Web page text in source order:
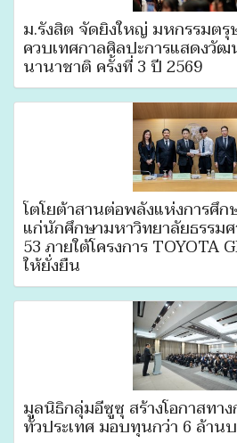
ม.รังสิต จัดยิ่งใหญ่ มหกรรมตรุ
ควบเทศกาลศิลปะการแสดงวั
นานาชาติ ครั้งที่ 3 ปี 2569
โตโยต้าสานต่อพลังแห่งการศึ
แก่นักศึกษามหาวิทยาลัยธรรม
53 ภายใต้โครงการ TOYOTA
ให้ยั่งยืน
มูลนิธิกลุ่มอีซูซุ สร้างโอกาสทา
ทั่วประเทศ มอบทุนกว่า 6 ล้าน